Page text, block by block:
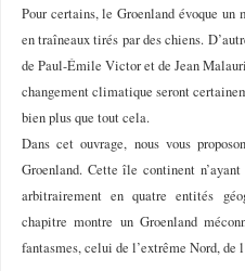
Pour certains, le Groenland évoque un
en traîneaux tirés par des chiens.
de Paul-Émile Victor et de Jean
changement climatique seront
bien plus que tout cela.
Dans cet ouvrage, nous vous
Groenland. Cette île continent
arbitrairement en quatre entités
chapitre montre un Groenland
fantasmes, celui de l’extrême Nord, de